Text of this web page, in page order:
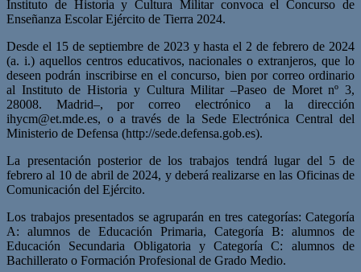
Instituto de Historia y Cultura Militar convoca el Concurso de
Enseñanza Escolar Ejército de Tierra 2024.
Desde el 15 de septiembre de 2023 y hasta el 2 de febrero de 2024
(a. i.) aquellos centros educativos, nacionales o extranjeros, que lo
deseen podrán inscribirse en el concurso, bien por correo ordinario
al Instituto de Historia y Cultura Militar –Paseo de Moret nº 3,
28008. Madrid–, por correo electrónico a la dirección
ihycm@et.mde.es, o a través de la Sede Electrónica Central del
Ministerio de Defensa (http://sede.defensa.gob.es).
La presentación posterior de los trabajos tendrá lugar del 5 de
febrero al 10 de abril de 2024, y deberá realizarse en las Oficinas de
Comunicación del Ejército.
Los trabajos presentados se agruparán en tres categorías: Categoría
A: alumnos de Educación Primaria, Categoría B: alumnos de
Educación Secundaria Obligatoria y Categoría C: alumnos de
Bachillerato o Formación Profesional de Grado Medio.